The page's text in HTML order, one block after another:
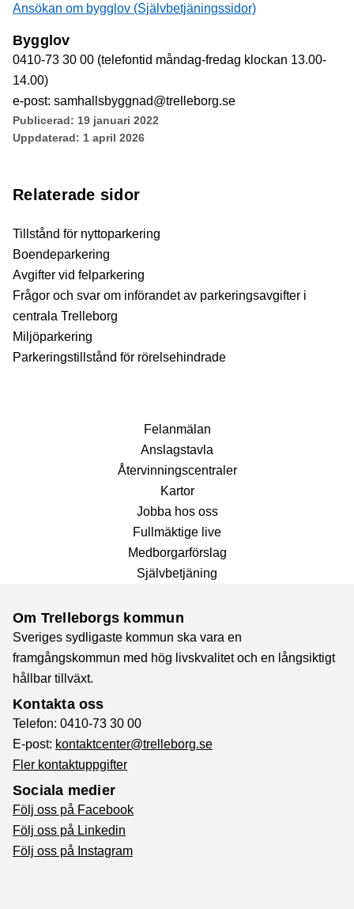
Ansökan om bygglov (Självbetjäningssidor)
Bygglov
0410-73 30 00 (telefontid måndag-fredag klockan 13.00-
14.00)
e-post: samhallsbyggnad@trelleborg.se
Publicerad: 19 januari 2022
Uppdaterad: 1 april 2026
Relaterade sidor
Tillstånd för nyttoparkering
Boendeparkering
Avgifter vid felparkering
Frågor och svar om införandet av parkeringsavgifter i
centrala Trelleborg
Miljöparkering
Parkeringstillstånd för rörelsehindrade
Fel­anmälan
Anslags­tavla
Återvinnings­centraler
Kartor
Jobba hos oss
Fullmäktige live
Medborgarförslag
Självbetjäning
Om Trelleborgs kommun
Sveriges sydligaste kommun ska vara en
framgångskommun med hög livskvalitet och en långsiktigt
hållbar tillväxt.
Kontakta oss
Telefon: 0410-73 30 00
E-post: kontaktcenter@trelleborg.se
Fler kontaktuppgifter
Sociala medier
Följ oss på Facebook
Följ oss på Linkedin
Följ oss på Instagram